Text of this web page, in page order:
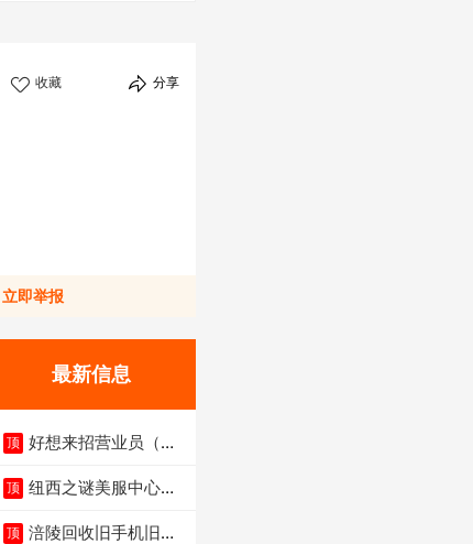
收藏 分享
立即举报
最新信息
顶 好想来招营业员（不
顶 纽西之谜美服中心招
顶 涪陵回收旧手机旧电